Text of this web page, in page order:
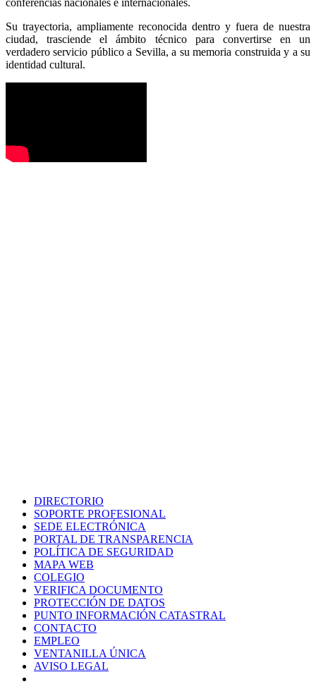
Su trayectoria, ampliamente reconocida dentro y fuera de nuestra
ciudad, trasciende el ámbito técnico para convertirse en un
verdadero servicio público a Sevilla, a su memoria construida y a su
identidad cultural.
DIRECTORIO
SOPORTE PROFESIONAL
SEDE ELECTRÓNICA
PORTAL DE TRANSPARENCIA
POLÍTICA DE SEGURIDAD
MAPA WEB
COLEGIO
VERIFICA DOCUMENTO
PROTECCIÓN DE DATOS
PUNTO INFORMACIÓN CATASTRAL
CONTACTO
EMPLEO
VENTANILLA ÚNICA
AVISO LEGAL